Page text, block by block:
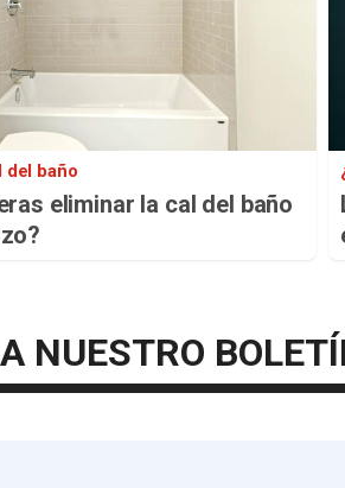
del baño
eliminar la cal del baño
NUESTRO